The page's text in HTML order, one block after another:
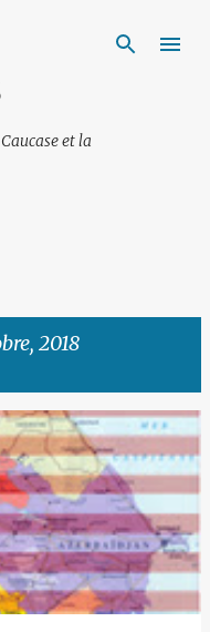
principal
et la
2018